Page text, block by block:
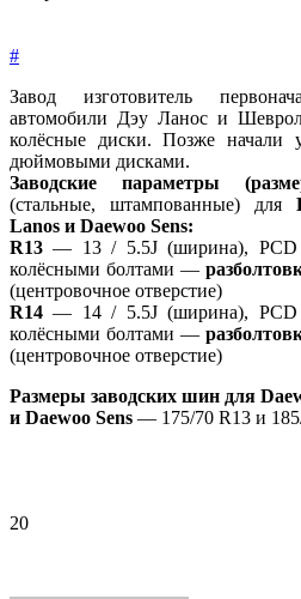
#
Завод изготовитель
автомобили Дэу Ланос и
колёсные диски. Позже начали
дюймовыми дисками.
Заводские параметры
(стальные, штампованные) для
Lanos и Daewoo Sens:
R13 — 13 / 5.5J (ширина), PCD
колёсными болтами —
(центровочное отверстие)
R14 — 14 / 5.5J (ширина), PCD
колёсными болтами —
(центровочное отверстие)
Размеры заводских шин для
и Daewoo Sens — 175/70 R13 и
20